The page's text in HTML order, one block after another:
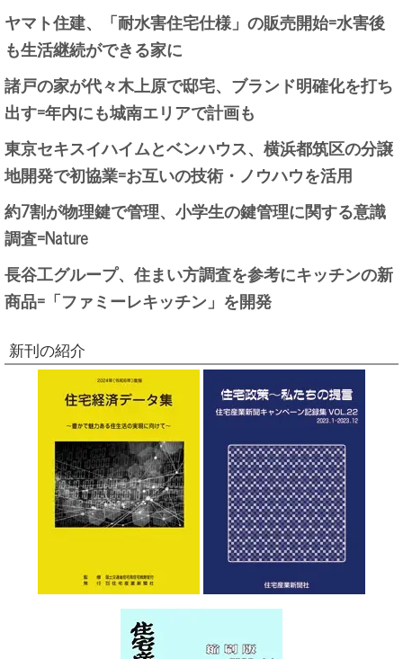
ヤマト住建、「耐水害住宅仕様」の販売開始=水害後
も生活継続ができる家に
諸戸の家が代々木上原で邸宅、ブランド明確化を打ち
出す=年内にも城南エリアで計画も
東京セキスイハイムとベンハウス、横浜都筑区の分譲
地開発で初協業=お互いの技術・ノウハウを活用
約7割が物理鍵で管理、小学生の鍵管理に関する意識
調査=Nature
長谷工グループ、住まい方調査を参考にキッチンの新
商品=「ファミーレキッチン」を開発
新刊の紹介